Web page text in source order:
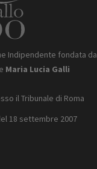
Indipendente fondata da
Maria Lucia Galli
il Tribunale di Roma
18 settembre 2007